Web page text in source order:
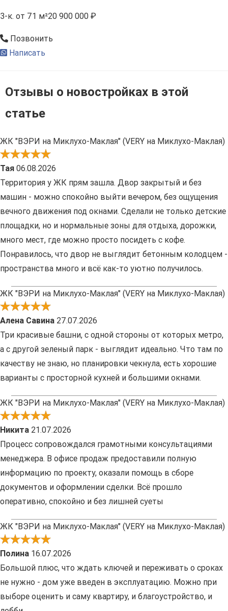
3-к. от 71 м²20 900 000 ₽
Позвонить
Написать
Отзывы о новостройках в этой
статье
ЖК "ВЭРИ на Миклухо-Маклая" (VERY на Миклухо-Маклая)
Тая 06.08.2026
Территория у ЖК прям зашла. Двор закрытый и без
машин - можно спокойно выйти вечером, без ощущения
вечного движения под окнами. Сделали не только детские
площадки, но и нормальные зоны для отдыха, дорожки,
много мест, где можно просто посидеть с кофе.
Понравилось, что двор не выглядит бетонным колодцем -
пространства много и всё как-то уютно получилось.
ЖК "ВЭРИ на Миклухо-Маклая" (VERY на Миклухо-Маклая)
Алена Савина 27.07.2026
Три красивые башни, с одной стороны от которых метро,
а с другой зеленый парк - выглядит идеально. Что там по
качеству не знаю, но планировки чекнула, есть хорошие
варианты с просторной кухней и большими окнами.
ЖК "ВЭРИ на Миклухо-Маклая" (VERY на Миклухо-Маклая)
Никита 21.07.2026
Процесс сопровождался грамотными консультациями
менеджера. В офисе продаж предоставили полную
информацию по проекту, оказали помощь в сборе
документов и оформлении сделки. Всё прошло
оперативно, спокойно и без лишней суеты
ЖК "ВЭРИ на Миклухо-Маклая" (VERY на Миклухо-Маклая)
Полина 16.07.2026
Большой плюс, что ждать ключей и переживать о сроках
не нужно - дом уже введен в эксплуатацию. Можно при
выборе оценить и саму квартиру, и благоустройство, и